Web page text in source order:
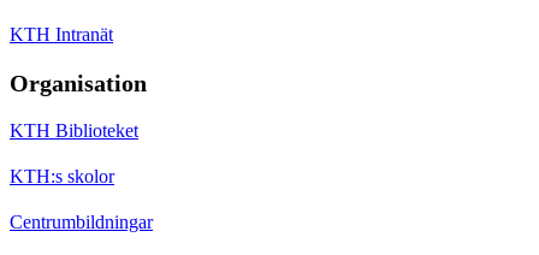
KTH Intranät
Organisation
KTH Biblioteket
KTH:s skolor
Centrumbildningar